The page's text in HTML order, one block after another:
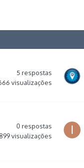
5 respostas
visualizações
0 respostas
899 visualizações